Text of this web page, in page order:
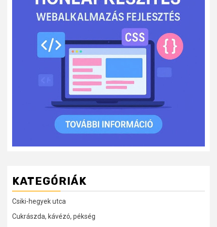
KATEGÓRIÁK
Csiki-hegyek utca
Cukrászda, kávézó, pékség